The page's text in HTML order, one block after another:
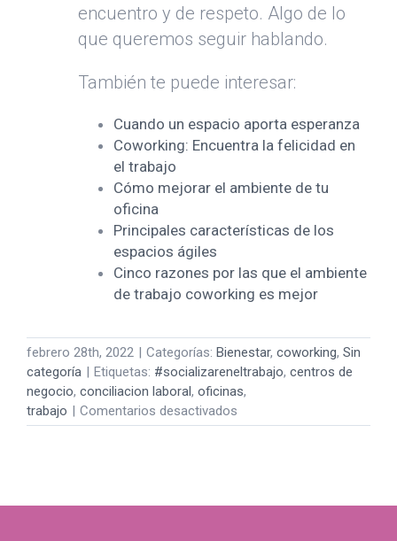
encuentro y de respeto. Algo de lo
que queremos seguir hablando.
También te puede interesar:
Cuando un espacio aporta esperanza
Coworking: Encuentra la felicidad en
el trabajo
Cómo mejorar el ambiente de tu
oficina
Principales características de los
espacios ágiles
Cinco razones por las que el ambiente
de trabajo coworking es mejor
febrero 28th, 2022 Categorías: Bienestar, coworking, Sin
categoría
Etiquetas: #socializareneltrabajo, centros de
negocio, conciliacion laboral, oficinas,
trabajo
Comentarios desactivados
Lugares
queremos